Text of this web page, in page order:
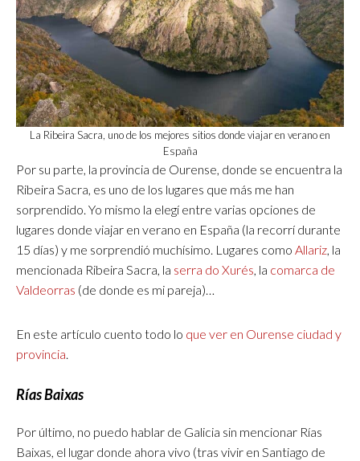
La Ribeira Sacra, uno de los mejores sitios donde viajar en verano en
España
Por su parte, la provincia de Ourense, donde se encuentra la
Ribeira Sacra, es uno de los lugares que más me han
sorprendido. Yo mismo la elegí entre varias opciones de
lugares donde viajar en verano en España (la recorrí durante
15 días) y me sorprendió muchísimo. Lugares como Allariz, la
mencionada Ribeira Sacra, la serra do Xurés, la comarca de
Valdeorras (de donde es mi pareja)…
En este artículo cuento todo lo que ver en Ourense ciudad y
provincia.
Rías Baixas
Por último, no puedo hablar de Galicia sin mencionar Rías
Baixas, el lugar donde ahora vivo (tras vivir en Santiago de